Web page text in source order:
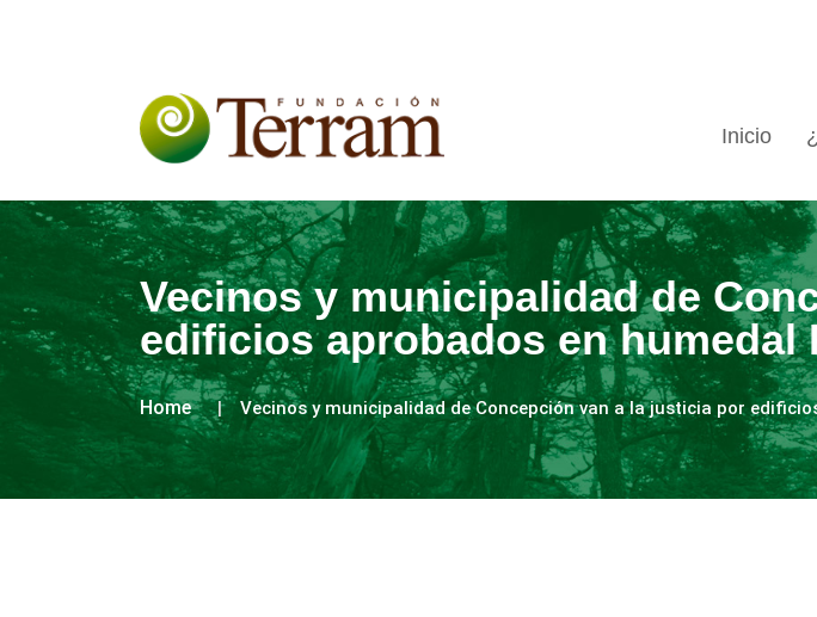
Inicio
Vecinos y municipalidad de
edificios aprobados en humedal
Home Vecinos y municipalidad de Concepción van a la justicia por